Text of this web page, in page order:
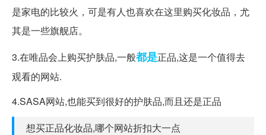
是家电的比较火，可是有人也喜欢在这里购买化妆品，尤
其是一些旗舰店。
3.在唯品会上购买护肤品,一般都是正品,这是一个值得去
观看的网站.
4.SASA网站,也能买到很好的护肤品,而且还是正品
想买正品化妆品,哪个网站折扣大一点